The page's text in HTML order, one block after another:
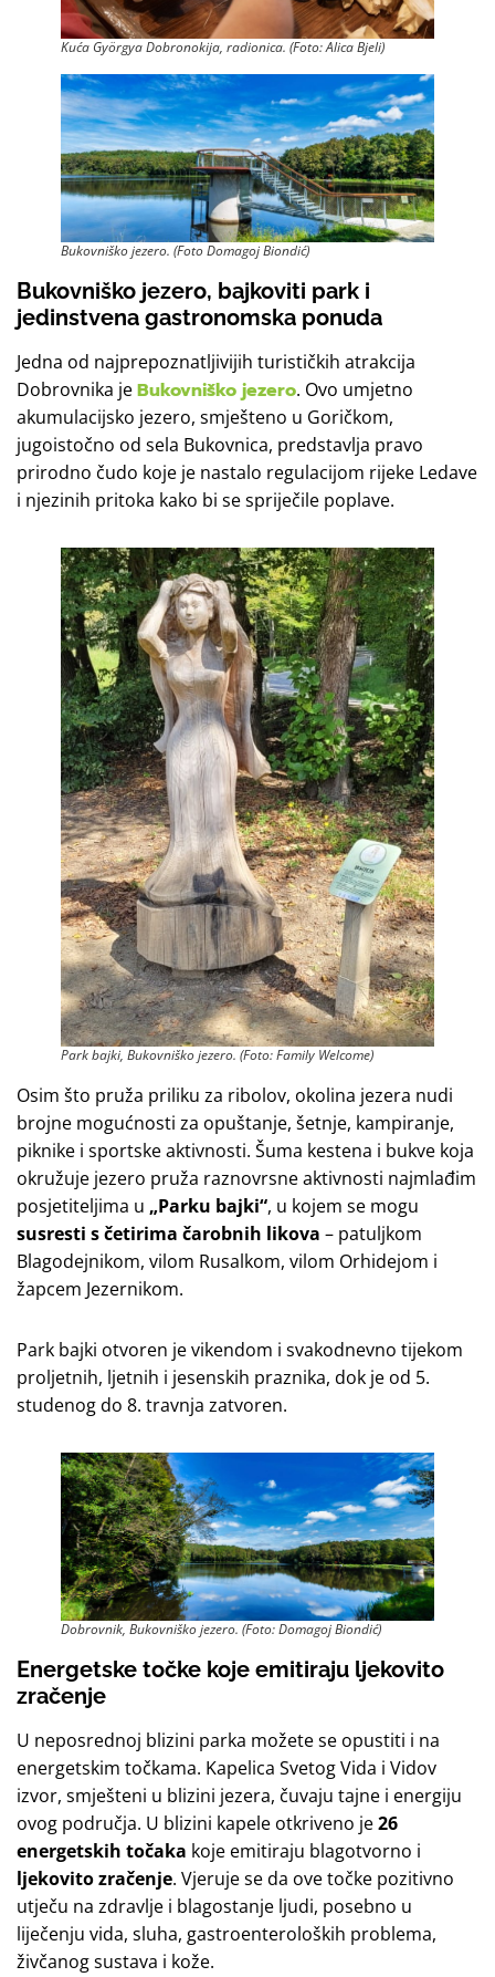
Kuća Györgya Dobronokija, radionica. (Foto: Alica Bjeli)
Bukovniško jezero. (Foto Domagoj Biondić)
Bukovniško jezero, bajkoviti park i
jedinstvena gastronomska ponuda
Jedna od najprepoznatljivijih turističkih atrakcija
Dobrovnika jeBukovniško jezero. Ovo umjetno
akumulacijsko jezero, smješteno u Goričkom,
jugoistočno od sela Bukovnica, predstavlja pravo
prirodno čudo koje je nastalo regulacijom rijeke Ledave
i njezinih pritoka kako bi se spriječile poplave.
Park bajki, Bukovniško jezero. (Foto: Family Welcome)
Osim što pruža priliku za ribolov, okolina jezera nudi
brojne mogućnosti za opuštanje, šetnje, kampiranje,
piknike i sportske aktivnosti. Šuma kestena i bukve koja
okružuje jezero pruža raznovrsne aktivnosti najmlađim
posjetiteljima u „Parku bajki“, u kojem se mogu
susresti s četirima čarobnih likova – patuljkom
Blagodejnikom, vilom Rusalkom, vilom Orhidejom i
žapcem Jezernikom.
Park bajki otvoren je vikendom i svakodnevno tijekom
proljetnih, ljetnih i jesenskih praznika, dok je od 5.
studenog do 8. travnja zatvoren.
Dobrovnik, Bukovniško jezero. (Foto: Domagoj Biondić)
Energetske točke koje emitiraju ljekovito
zračenje
U neposrednoj blizini parka možete se opustiti i na
energetskim točkama. Kapelica Svetog Vida i Vidov
izvor, smješteni u blizini jezera, čuvaju tajne i energiju
ovog područja. U blizini kapele otkriveno je26
energetskih točaka koje emitiraju blagotvorno i
ljekovito zračenje. Vjeruje se da ove točke pozitivno
utječu na zdravlje i blagostanje ljudi, posebno u
liječenju vida, sluha, gastroenteroloških problema,
živčanog sustava i kože.